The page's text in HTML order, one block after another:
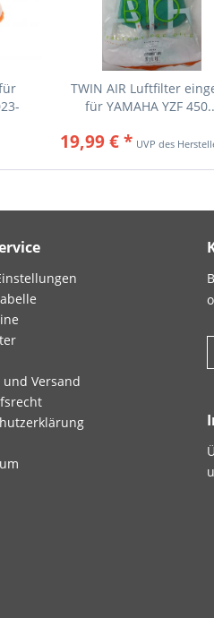
TWIN AIR Luftfilter
für YAMAHA YZF
19,99 € *
Versand